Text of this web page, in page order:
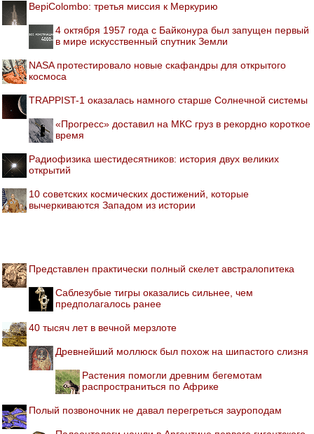
BepiColombo: третья миссия к Меркурию
4 октября 1957 года с Байконура был запущен первый
в мире искусственный спутник Земли
NASA протестировало новые скафандры для открытого
космоса
TRAPPIST-1 оказалась намного старше Солнечной системы
«Прогресс» доставил на МКС груз в рекордно короткое
время
Радиофизика шестидесятников: история двух великих
открытий
10 советских космических достижений, которые
вычеркиваются Западом из истории
Представлен практически полный скелет австралопитека
Саблезубые тигры оказались сильнее, чем
предполагалось ранее
40 тысяч лет в вечной мерзлоте
Древнейший моллюск был похож на шипастого слизня
Растения помогли древним бегемотам
распространиться по Африке
Полый позвоночник не давал перегреться зауроподам